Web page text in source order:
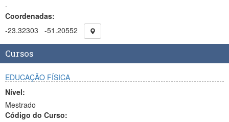
-
Coordenadas:
-23.32303
-51.20552
Cursos
EDUCAÇÃO FÍSICA
Nível:
Mestrado
Código do Curso: